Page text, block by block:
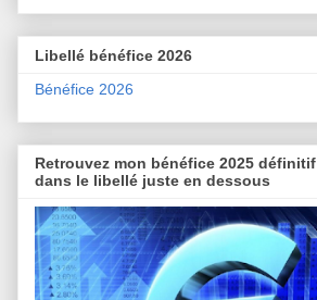
Libellé bénéfice 2026
Bénéfice 2026
Retrouvez mon bénéfice 2025 définitif
dans le libellé juste en dessous